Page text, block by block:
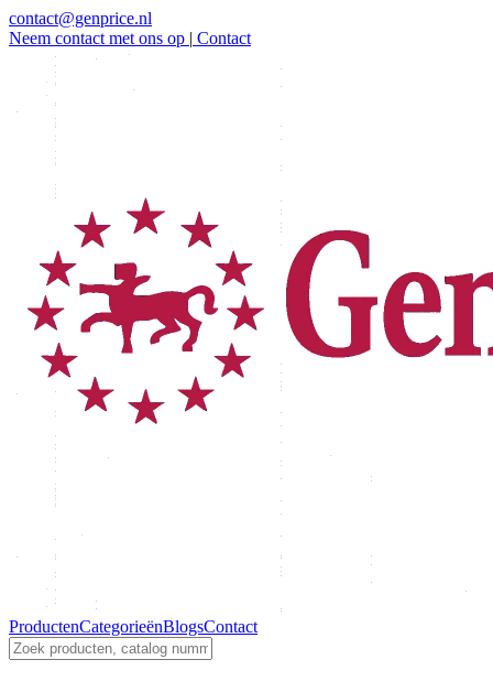
contact@genprice.nl
Neem contact met ons op | Contact
ProductenCategorieënBlogsContact